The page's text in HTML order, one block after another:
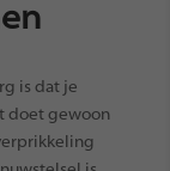
is dat je
doet gewoon